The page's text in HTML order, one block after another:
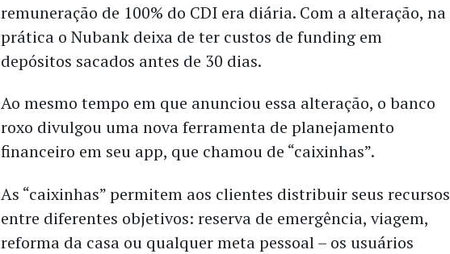
remuneração de 100% do CDI era diária. Com a alteração, na
prática o Nubank deixa de ter custos de funding em
depósitos sacados antes de 30 dias.
Ao mesmo tempo em que anunciou essa alteração, o banco
roxo divulgou uma nova ferramenta de planejamento
financeiro em seu app, que chamou de “caixinhas”.
As “caixinhas” permitem aos clientes distribuir seus recursos
entre diferentes objetivos: reserva de emergência, viagem,
reforma da casa ou qualquer meta pessoal – os usuários